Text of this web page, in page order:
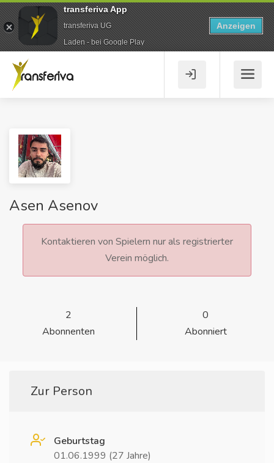
Asen Asenov
Kontaktieren von Spielern nur als registrierter
Verein möglich.
2
Abonnenten
0
Abonniert
Zur Person
Geburtstag
01.06.1999 (27 Jahre)
transferiva App
transferiva UG
Laden - bei Google Play
Anzeigen